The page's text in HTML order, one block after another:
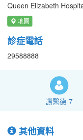
Queen Elizabeth
地圖
診症電話
29588888
讚醫德 7
其他資料